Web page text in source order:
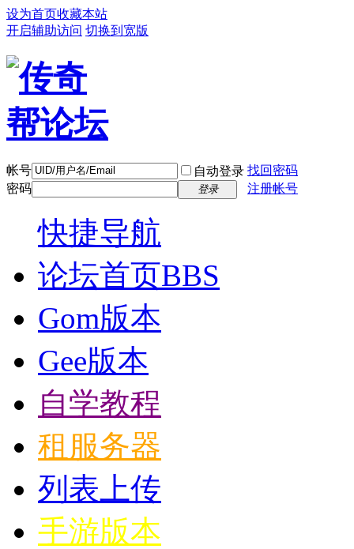
设为首页收藏本站
开启辅助访问 切换到宽版
帐号 自动登录 找回密码
密码
登录 注册帐号
快捷导航
论坛首页BBS
Gom版本
Gee版本
自学教程
租服务器
列表上传
手游版本